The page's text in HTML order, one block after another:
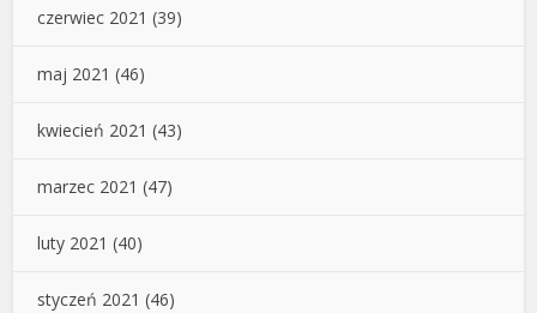
czerwiec 2021 (39)
maj 2021 (46)
kwiecień 2021 (43)
marzec 2021 (47)
luty 2021 (40)
styczeń 2021 (46)